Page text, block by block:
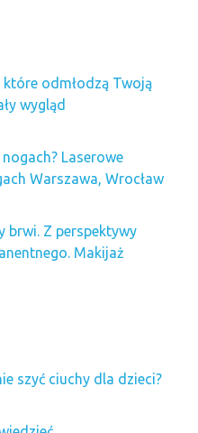
odmłodzą Twoją
wygląd
Laserowe
Warszawa, Wrocław
brwi. Z perspektywy
Makijaż
szyć ciuchy dla dzieci?